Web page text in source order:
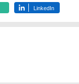
LinkedIn